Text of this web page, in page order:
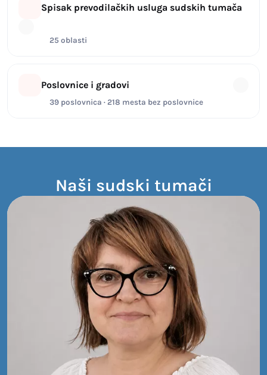
Spisak prevodilačkih usluga sudskih tumača
25 oblasti
Poslovnice i gradovi
39 poslovnica · 218 mesta bez poslovnice
Naši sudski tumači